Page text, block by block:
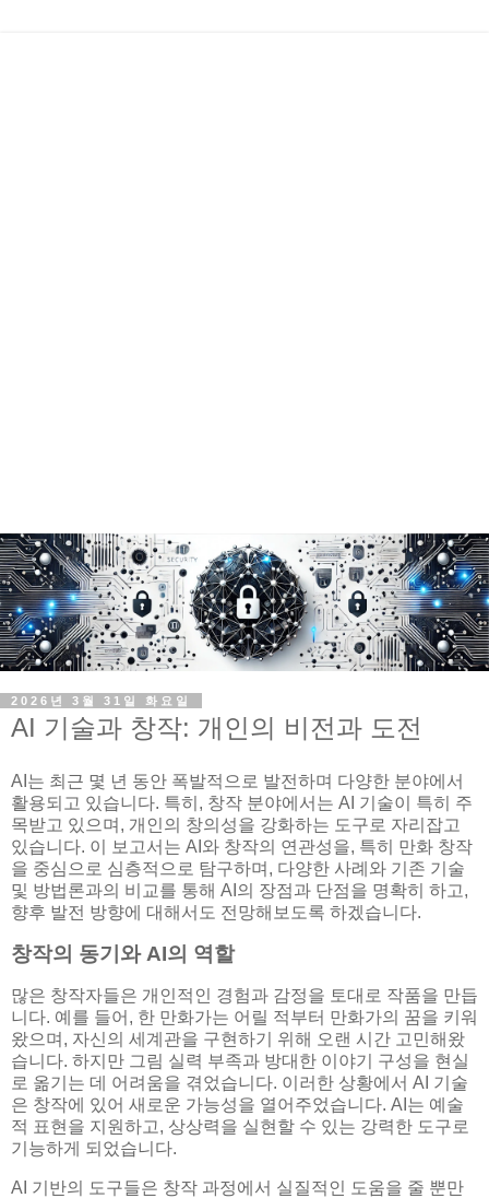
2026년 3월 31일 화요일
AI 기술과 창작: 개인의 비전과 도전
AI는 최근 몇 년 동안 폭발적으로 발전하며 다양한 분야에서
활용되고 있습니다. 특히, 창작 분야에서는 AI 기술이 특히 주
목받고 있으며, 개인의 창의성을 강화하는 도구로 자리잡고
있습니다. 이 보고서는 AI와 창작의 연관성을, 특히 만화 창작
을 중심으로 심층적으로 탐구하며, 다양한 사례와 기존 기술
및 방법론과의 비교를 통해 AI의 장점과 단점을 명확히 하고,
향후 발전 방향에 대해서도 전망해보도록 하겠습니다.
창작의 동기와 AI의 역할
많은 창작자들은 개인적인 경험과 감정을 토대로 작품을 만듭
니다. 예를 들어, 한 만화가는 어릴 적부터 만화가의 꿈을 키워
왔으며, 자신의 세계관을 구현하기 위해 오랜 시간 고민해왔
습니다. 하지만 그림 실력 부족과 방대한 이야기 구성을 현실
로 옮기는 데 어려움을 겪었습니다. 이러한 상황에서 AI 기술
은 창작에 있어 새로운 가능성을 열어주었습니다. AI는 예술
적 표현을 지원하고, 상상력을 실현할 수 있는 강력한 도구로
기능하게 되었습니다.
AI 기반의 도구들은 창작 과정에서 실질적인 도움을 줄 뿐만